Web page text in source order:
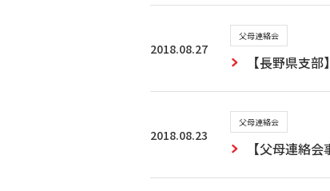
2018.08.27
父母連絡会
【長野県支
2018.08.23
父母連絡会
【父母連絡